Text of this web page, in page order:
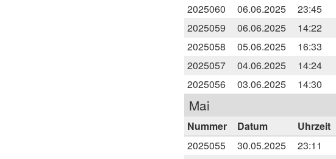
2025060
06.06.2025 23:45
2025059
06.06.2025 14:22
2025058
05.06.2025 16:33
2025057
04.06.2025 14:24
2025056
03.06.2025 14:30
Mai
Nummer Datum Uhrzeit
2025055
30.05.2025 23:11